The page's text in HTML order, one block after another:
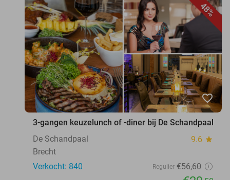
48%
favorite_border
3-gangen keuzelunch of -diner bij De Schandpaal
De Schandpaal
9.6 star
Brecht
Verkocht: 840
Regulier €56,60